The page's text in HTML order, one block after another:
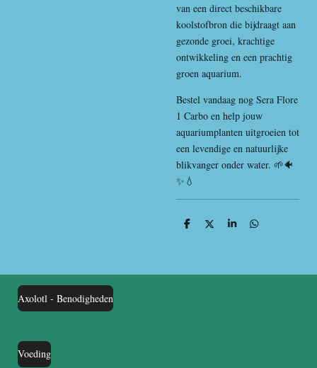
van een direct beschikbare
koolstofbron die bijdraagt aan
gezonde groei, krachtige
ontwikkeling en een prachtig
groen aquarium.
Bestel vandaag nog Sera Flore
1 Carbo en help jouw
aquariumplanten uitgroeien tot
een levendige en natuurlijke
blikvanger onder water. 🌱🐠
✨💧
D
D
S
D
Axolotl - Benodigheden
Voeding